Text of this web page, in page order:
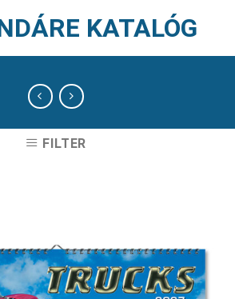
KATALÓG
FILTER